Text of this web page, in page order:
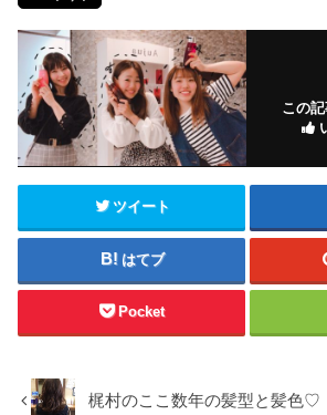
この
ツイート
はてブ
Pocket
梶村のここ数年の髪型と髪色♡